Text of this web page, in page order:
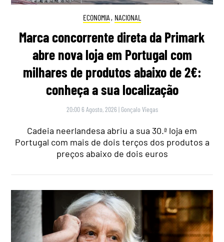
ECONOMIA , NACIONAL
Marca concorrente direta da Primark
abre nova loja em Portugal com
milhares de produtos abaixo de 2€:
conheça a sua localização
20:00 6 Agosto, 2026 | Gonçalo Viegas
Cadeia neerlandesa abriu a sua 30.ª loja em
Portugal com mais de dois terços dos produtos a
preços abaixo de dois euros